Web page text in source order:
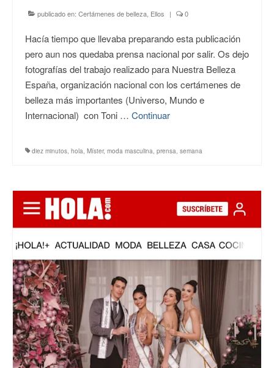
publicado en: Certámenes de belleza Ellos | 0
Hacía tiempo que llevaba preparando esta publicación
pero aun nos quedaba prensa nacional por salir. Os dejo
fotografías del trabajo realizado para Nuestra Belleza
España, organización nacional con los certámenes de
belleza más importantes (Universo, Mundo e
Internacional) con Toni … Continuar
diez minutos, hola, Míster, moda masculina, prensa, semana